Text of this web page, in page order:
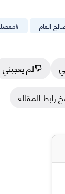
# العام
لم يعجبني
رابط المقالة